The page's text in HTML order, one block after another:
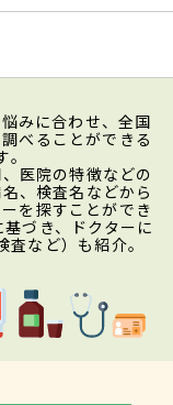
みに合わせ、全国
べることができる
医院の特徴などの
、検査名などから
を探すことができ
づき、ドクターに
など）も紹介。